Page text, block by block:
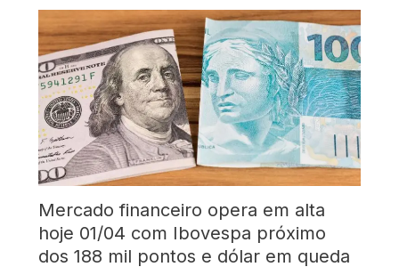
Mercado financeiro opera em alta
hoje 01/04 com Ibovespa próximo
dos 188 mil pontos e dólar em queda